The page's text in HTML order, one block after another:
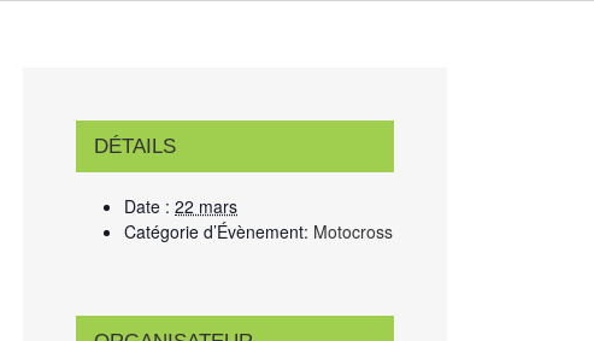
DÉTAILS
Date : 22 mars
Catégorie d’Évènement: Motocross